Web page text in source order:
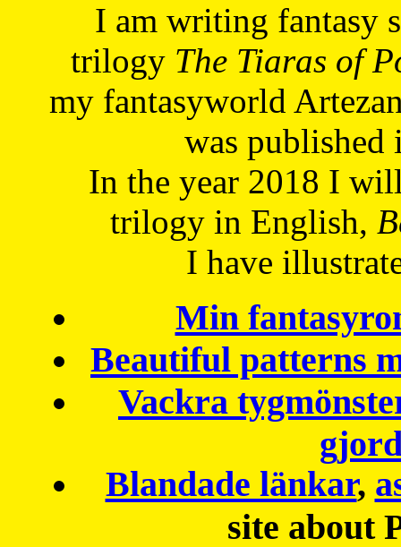
I am writing fantasy
trilogy The Tiaras of
my fantasyworld
was published
In the year 2018 I
trilogy in English,
I have
Min
Beautiful patterns
Vackra
Blandade länkar,
site about